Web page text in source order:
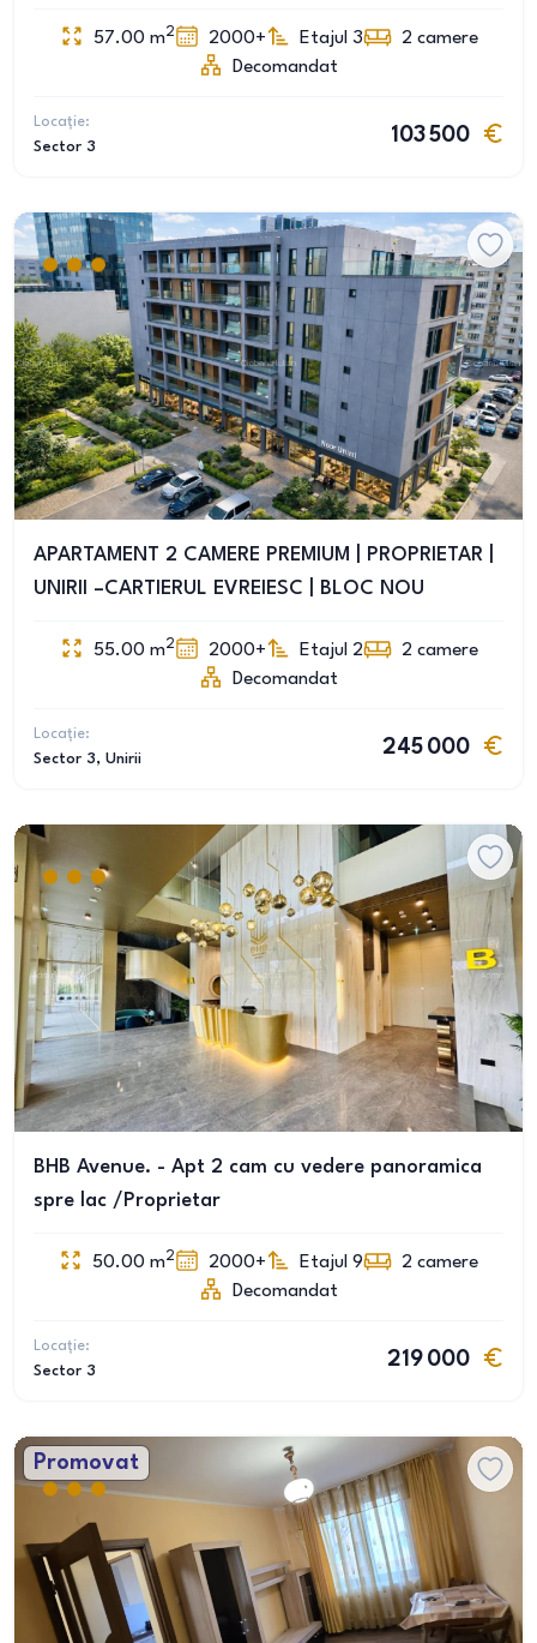
57.00 m2 2000+ Etajul 3 2 camere
Decomandat
Locație:
Sector 3
103 500
APARTAMENT 2 CAMERE PREMIUM | PROPRIETAR |
UNIRII –CARTIERUL EVREIESC | BLOC NOU
55.00 m2 2000+ Etajul 2 2 camere
Decomandat
Locație:
Sector 3, Unirii
245 000
BHB Avenue. - Apt 2 cam cu vedere panoramica
spre lac /Proprietar
50.00 m2 2000+ Etajul 9 2 camere
Decomandat
Locație:
Sector 3
219 000
Promovat